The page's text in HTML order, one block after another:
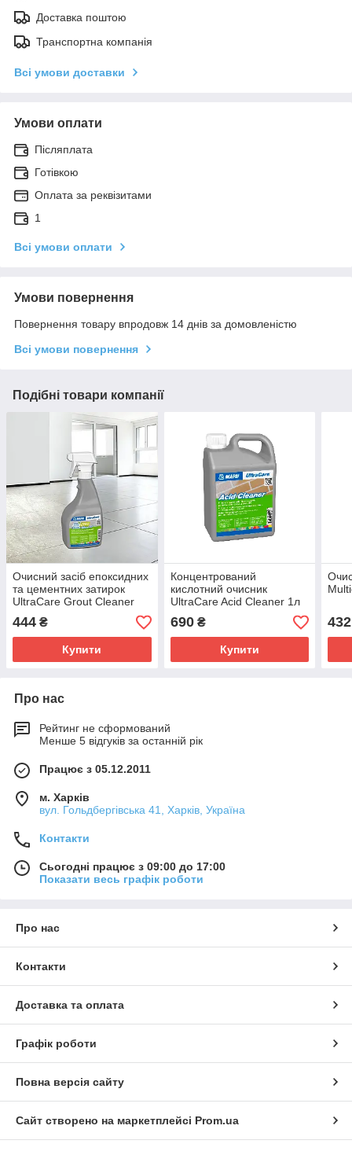
Доставка поштою
Транспортна компанія
Всі умови доставки
Умови оплати
Післяплата
Готівкою
Оплата за реквізитами
1
Всі умови оплати
Умови повернення
Повернення товару впродовж 14 днів за домовленістю
Всі умови повернення
Подібні товари компанії
Очисний засіб епоксидних
та цементних затирок
UltraCare Grout Cleaner
0.75л
444 ₴
Купити
Концентрований
кислотний очисник
UltraCare Acid Cleaner 1л
690₴
Купити
432
Про нас
Рейтинг не сформований
Менше 5 відгуків за останній рік
Працює з 05.12.2011
м. Харків
вул. Гольдбергівська 41, Харків, Україна
Контакти
Сьогодні працює з 09:00 до 17:00
Показати весь графік роботи
Про нас
Контакти
Доставка та оплата
Графік роботи
Повна версія сайту
Сайт створено на маркетплейсі Prom.ua